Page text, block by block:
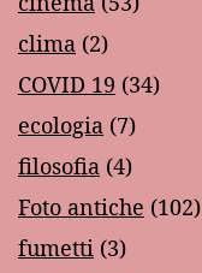
clima (2)
COVID 19 (34)
ecologia (7)
filosofia (4)
Foto antiche (102)
fumetti (3)